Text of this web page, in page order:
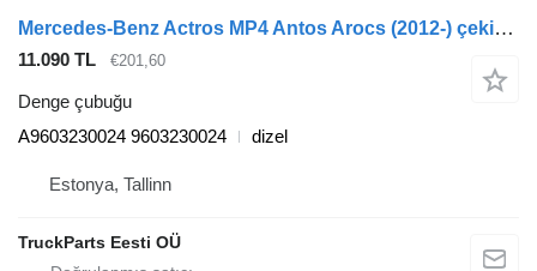
Mercedes-Benz Actros MP4 Antos Arocs (2012-) çekici için Mercedes-Benz arocs 2651 (01.13-) A9603230024 denge çubuğu
11.090 TL €201,60
Denge çubuğu
A9603230024 9603230024
dizel
Estonya, Tallinn
TruckParts Eesti OÜ